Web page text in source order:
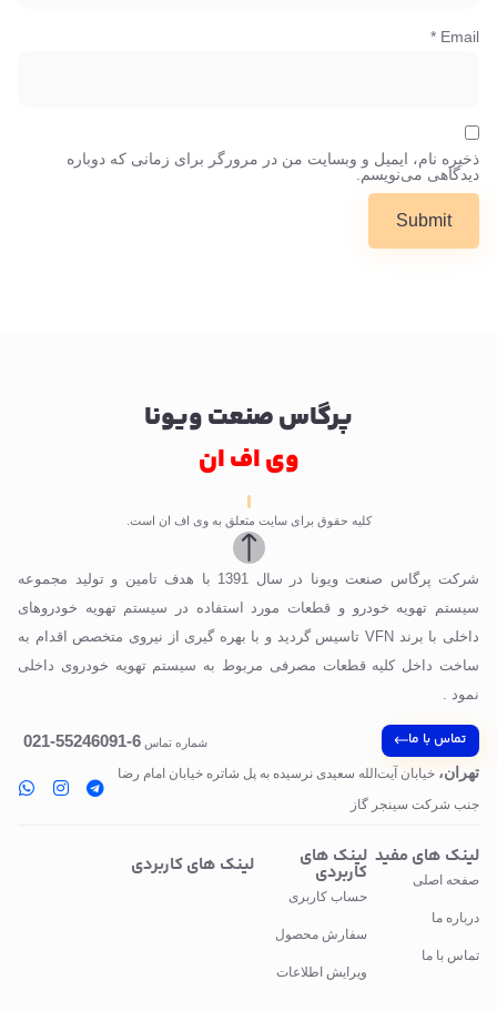
Email
*
ذخیره نام، ایمیل و وبسایت من در مرورگر برای زمانی که دوباره
دیدگاهی می‌نویسم.
پرگاس صنعت ویونا
وی اف ان
کلیه حقوق برای سایت متعلق به وی اف ان است.
شرکت پرگاس صنعت ویونا در سال 1391 با هدف تامین و تولید مجموعه
سیستم تهویه خودرو و قطعات مورد استفاده در سیستم تهویه خودروهای
داخلی با برند VFN تاسیس گردید و با بهره گیری از نیروی متخصص اقدام به
ساخت داخل کلیه قطعات مصرفی مربوط به سیستم تهویه خودروی داخلی
نمود .
تماس با ما شماره تماس 6-55246091-021
تهران، خیابان آیت‌الله سعیدی نرسیده به پل‌ شاتره خیابان امام رضا
جنب شرکت سینجر گاز
لینک های مفید
صفحه اصلی
درباره ما
تماس با ما
لینک های
کاربردی
حساب کاربری
سفارش محصول
ویرایش اطلاعات
لینک های کاربردی